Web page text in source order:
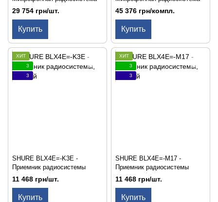
29 754 грн/шт.
Купить
45 376 грн/компл.
Купить
ХИТ
3
3
SHURE BLX4E=-K3E -
Приемник радиосистемы
11 468 грн/шт.
Купить
ХИТ
3
3
SHURE BLX4E=-M17 -
Приемник радиосистемы
11 468 грн/шт.
Купить